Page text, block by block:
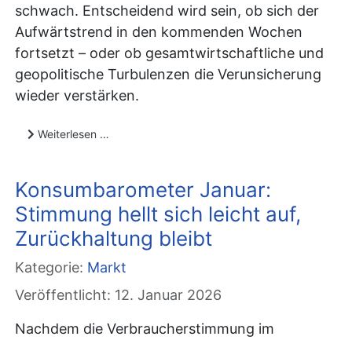
schwach. Entscheidend wird sein, ob sich der
Aufwärtstrend in den kommenden Wochen
fortsetzt – oder ob gesamtwirtschaftliche und
geopolitische Turbulenzen die Verunsicherung
wieder verstärken.
Weiterlesen …
Konsumbarometer Januar:
Stimmung hellt sich leicht auf,
Zurückhaltung bleibt
Kategorie: Markt
Veröffentlicht: 12. Januar 2026
Nachdem die Verbraucherstimmung im